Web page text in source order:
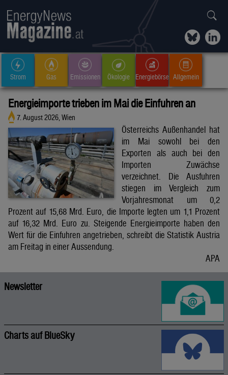
Strom Gas Emissionen Ökologie Energiebörse Allgemein
Energieimporte trieben im Mai die Einfuhren an
7. August 2026, Wien
Österreichs Außenhandel hat
im Mai sowohl bei den
Exporten als auch bei den
Importen Zuwächse
verzeichnet. Die Ausfuhren
stiegen im Vergleich zum
Vorjahresmonat um 0,2
Prozent auf 15,68 Mrd. Euro, die Importe legten um 1,1 Prozent
auf 16,32 Mrd. Euro zu. Steigende Energieimporte haben den
Wert für die Einfuhren angetrieben, schreibt die Statistik Austria
am Freitag in einer Aussendung.
APA
Newsletter
Charts auf BlueSky